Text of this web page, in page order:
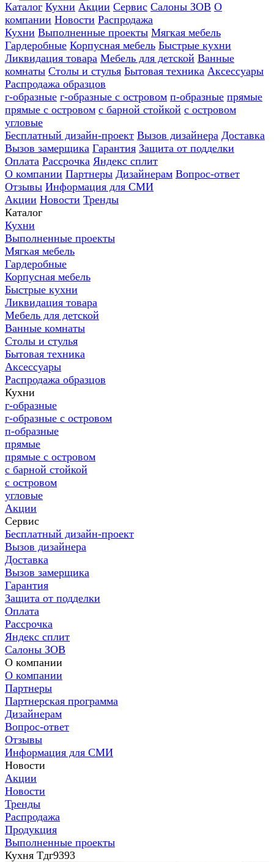
Каталог Кухни Акции Сервис Салоны ЗОВ О
компании Новости Распродажа
Кухни Выполненные проекты Мягкая мебель
Гардеробные Корпусная мебель Быстрые кухни
Ликвидация товара Мебель для детской Ванные
комнаты Столы и стулья Бытовая техника Аксессуары
Распродажа образцов
г-образные г-образные с островом п-образные прямые
прямые с островом с барной стойкой с островом
угловые
Бесплатный дизайн-проект Вызов дизайнера Доставка
Вызов замерщика Гарантия Защита от подделки
Оплата Рассрочка Яндекс сплит
О компании Партнеры Дизайнерам Вопрос-ответ
Отзывы Информация для СМИ
Акции Новости Тренды
Каталог
Кухни
Выполненные проекты
Мягкая мебель
Гардеробные
Корпусная мебель
Быстрые кухни
Ликвидация товара
Мебель для детской
Ванные комнаты
Столы и стулья
Бытовая техника
Аксессуары
Распродажа образцов
Кухни
г-образные
г-образные с островом
п-образные
прямые
прямые с островом
с барной стойкой
с островом
угловые
Акции
Сервис
Бесплатный дизайн-проект
Вызов дизайнера
Доставка
Вызов замерщика
Гарантия
Защита от подделки
Оплата
Рассрочка
Яндекс сплит
Салоны ЗОВ
О компании
О компании
Партнеры
Партнерская программа
Дизайнерам
Вопрос-ответ
Отзывы
Информация для СМИ
Новости
Акции
Новости
Тренды
Распродажа
Продукция
Выполненные проекты
Кухня Тдг9393